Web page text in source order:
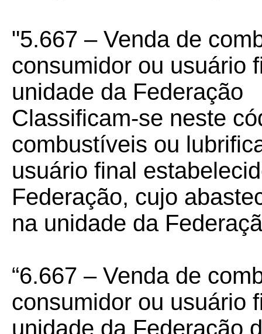
"5.667 – Venda de
consumidor ou usuário
unidade da Federação
Classificam-se neste
combustíveis ou
usuário final
Federação, cujo
na unidade da
“6.667 – Venda de
consumidor ou usuário
unidade da Federação